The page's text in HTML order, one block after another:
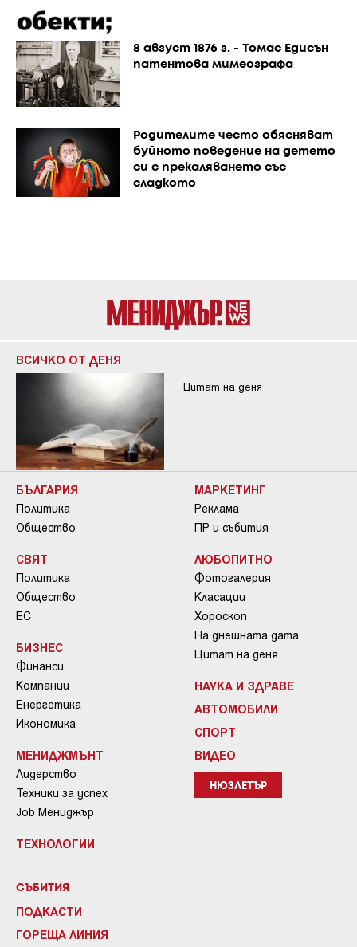
8 август 1876 г. - Томас Едисън
патентова мимеографа
Родителите често обясняват
буйното поведение на детето
си с прекаляването със
сладкото
ВСИЧКО ОТ ДЕНЯ
Цитат на деня
БЪЛГАРИЯ
Политика
Общество
СВЯТ
Политика
Общество
ЕС
БИЗНЕС
Финанси
Компании
Енергетика
Икономика
МЕНИДЖМЪНТ
Лидерство
Техники за успех
Job Мениджър
ТЕХНОЛОГИИ
МАРКЕТИНГ
Реклама
ПР и събития
ЛЮБОПИТНО
Фотогалерия
Класации
Хороскоп
На днешната дата
Цитат на деня
НАУКА И ЗДРАВЕ
АВТОМОБИЛИ
СПОРТ
ВИДЕО
НЮЗЛЕТЪР
СЪБИТИЯ
ПОДКАСТИ
ГОРЕЩА ЛИНИЯ